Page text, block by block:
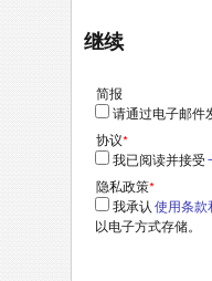
继续
简报
请通过电子邮件
协议*
我已阅读并接受
隐私政策*
我承认使用条款
以电子方式存储。